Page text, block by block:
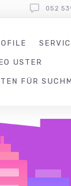
052
USTER
FÜR